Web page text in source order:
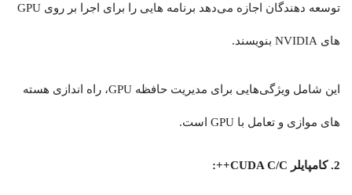
توسعه دهندگان اجازه می‌دهد برنامه هایی را برای اجرا بر روی GPU
های NVIDIA بنویسند.
این شامل ویژگی‌هایی برای مدیریت حافظه GPU، راه اندازی هسته
های موازی و تعامل با GPU است.
2. کامپایلر CUDA C/C++: